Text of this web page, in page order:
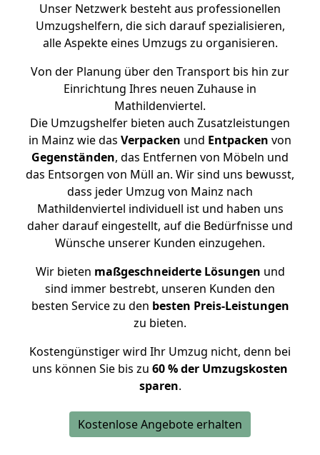
Unser Netzwerk besteht aus professionellen
Umzugshelfern, die sich darauf spezialisieren,
alle Aspekte eines Umzugs zu organisieren.
Von der Planung über den Transport bis hin zur
Einrichtung Ihres neuen Zuhause in
Mathildenviertel.
Die Umzugshelfer bieten auch Zusatzleistungen
in Mainz wie das Verpacken und Entpacken von
Gegenständen, das Entfernen von Möbeln und
das Entsorgen von Müll an. Wir sind uns bewusst,
dass jeder Umzug von Mainz nach
Mathildenviertel individuell ist und haben uns
daher darauf eingestellt, auf die Bedürfnisse und
Wünsche unserer Kunden einzugehen.
Wir bieten maßgeschneiderte Lösungen und
sind immer bestrebt, unseren Kunden den
besten Service zu den besten Preis-Leistungen
zu bieten.
Kostengünstiger wird Ihr Umzug nicht, denn bei
uns können Sie bis zu 60 % der Umzugskosten
sparen.
Kostenlose Angebote erhalten